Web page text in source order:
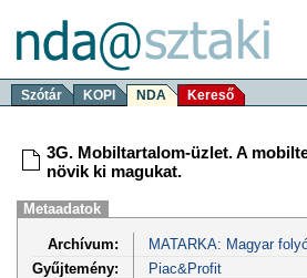
Szótár KOPI NDA Kereső
3G. Mobiltartalom-üzlet. A
növik ki magukat.
Metaadatok
Archívum:
MATARKA: Magyar
Gyűjtemény:
Piac&Profit